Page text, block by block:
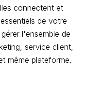
connectent et
de votre
l'ensemble de
service client,
même plateforme.